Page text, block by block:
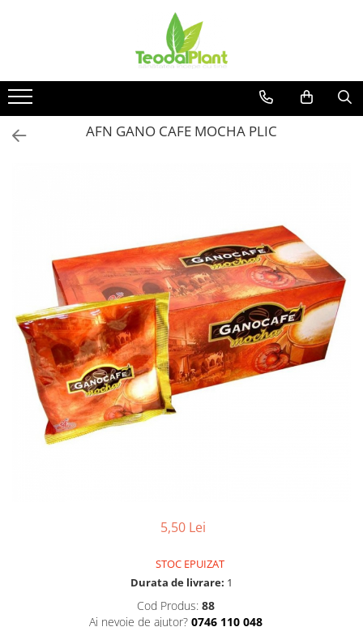
SUPLIMENTE ARTICULATII
ANTIINFLAMATOARE
SUPLIMENTE TONICE
SUPLIMENTE DIVERSE
SUPLIMENTE HORMONALE
SUPLIMENTE CARDIO VASCULARE
SUPLIMENTE
HEPATOPROTECTOARE-BILA
SUPLIMENTE MEMORIE SI
CIRCULATIE
SUPLIMENTE POTENȚĂ
SUPLIMENTE PROSTATĂ
SUPLIMENTE SOMN DEPRESIE
SUPLIMENTE COLESTEROL
SUPLIMENTE RĂCEALĂ- APARAT
RESPIRATOR ANTIVIRAL
AFN GANO CAFE MOCHA PLIC
5,50 Lei
STOC EPUIZAT
Durata de livrare: 1
Cod Produs: 88
Ai nevoie de ajutor? 0746 110 048